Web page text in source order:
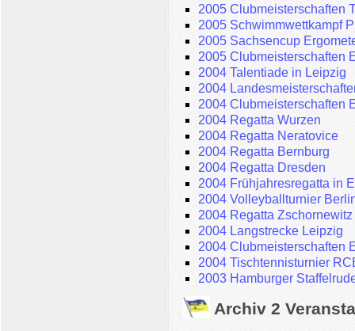
2005 Clubmeisterschaften
2005 Schwimmwettkampf
2005 Sachsencup
2005 Clubmeisterschaften
2004 Talentiade in Leipzig
2004
2004 Clubmeisterschaften
2004 Regatta Wurzen
2004 Regatta Neratovice
2004 Regatta Bernburg
2004 Regatta Dresden
2004 Frühjahresregatta in
2004 Volleyballturnier
2004 Regatta Zschornewitz
2004 Langstrecke Leipzig
2004 Clubmeisterschaften
2004 Tischtennisturnier
2003 Hamburger
Archiv 2